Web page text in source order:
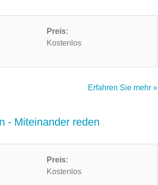
Preis:
Kostenlos
Erfahren Sie mehr »
- Miteinander reden
Preis:
Kostenlos